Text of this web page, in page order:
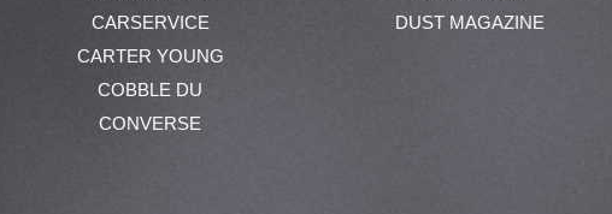
CARSERVICE
CARTER YOUNG
COBBLE DU
CONVERSE
DUST MAGAZINE